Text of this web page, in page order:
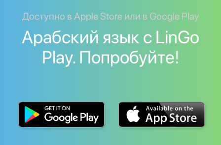
Доступно в Apple Store или в Google Play
Арабский язык с LinGo
Play. Попробуйте!